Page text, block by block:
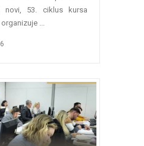
novi, 53. ciklus kursa
...